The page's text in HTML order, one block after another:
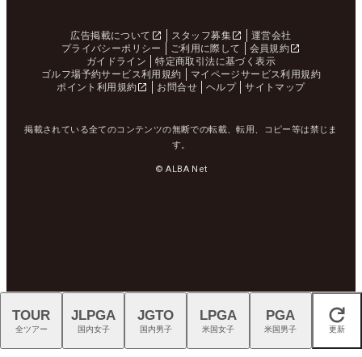
広告掲載について スタッフ募集
運営会社
プライバシーポリシー
ご利用に際して
会員規約
ガイドライン
特定商取引法に基づく表示
ゴルフ場予約サービス利用規約
マイページサービス利用規約
ポイント利用規約
お問合せ ヘルプ サイトマップ
掲載されている全てのコンテンツの無断での転載、転用、コピー等は禁じま
す。
© ALBA Net
閉じる
TOUR
全ツアー
JLPGA
国内女子
JGTO
国内男子
LPGA
米国女子
PGA
米国男子 更新